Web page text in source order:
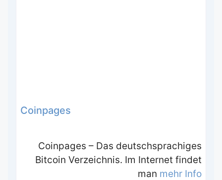
Coinpages
Coinpages – Das deutschsprachiges
Bitcoin Verzeichnis. Im Internet findet
man mehr Info